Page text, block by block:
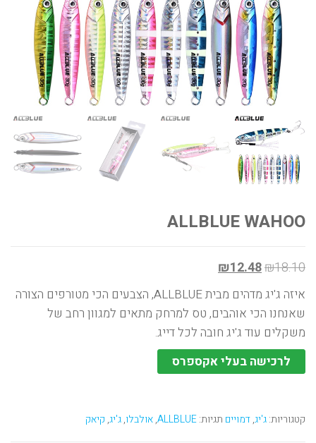
ALLBLUE WAHOO
₪18.10
₪12.48
איזה ג'יג מדהים מבית ALLBLUE, הצבעים הכי מטורפים הצורה
שאנחנו הכי אוהבים, טס למרחק מתאים למגוון רחב של
משקלים עוד ג'יג חובה לכל דייג.
לרכישה בעלי אקספרס
קטגוריות:ג'יג,דמויים תגיות:ALLBLUE
,אולבלו,ג'יג, קיאק